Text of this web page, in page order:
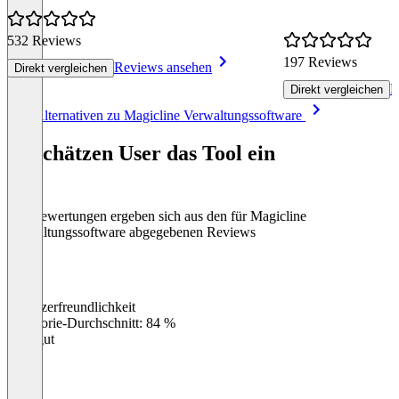
532 Reviews
Direkt vergleichen Reviews ansehen 197 Reviews
Direkt vergleichen
Alle Alternativen zu Magicline Verwaltungssoftware
So schätzen User das Tool ein
Die Bewertungen ergeben sich aus den für Magicline
Verwaltungssoftware abgegebenen Reviews
Benutzerfreundlichkeit
Kategorie-Durchschnitt: 84 %
Sehr gut